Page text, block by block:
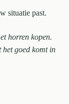
situatie past.
horren kopen.
het goed komt in